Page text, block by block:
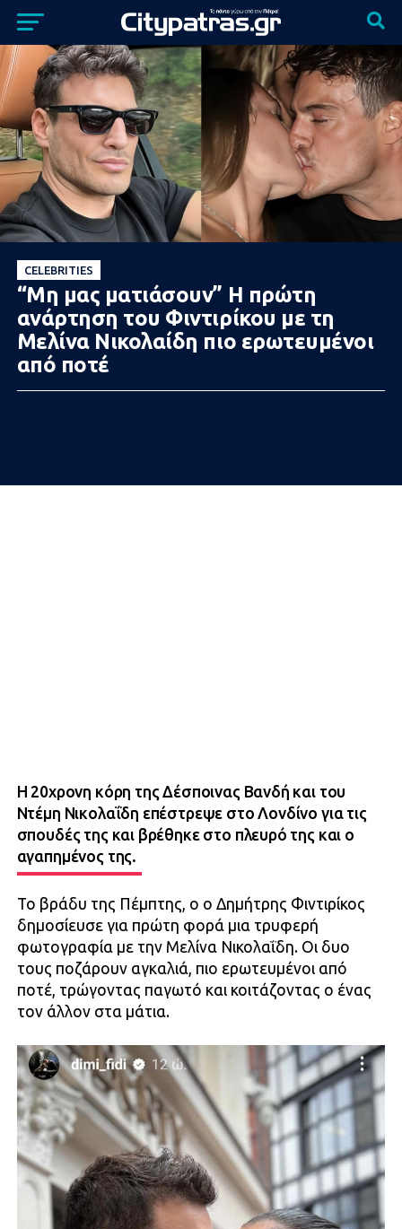
CELEBRITIES
“Μη μας ματιάσουν” Η πρώτη
ανάρτηση του Φιντιρίκου με τη
Μελίνα Νικολαίδη πιο ερωτευμένοι
από ποτέ
Η 20χρονη κόρη της Δέσποινας Βανδή και του
Ντέμη Νικολαΐδη επέστρεψε στο Λονδίνο για τις
σπουδές της και βρέθηκε στο πλευρό της και ο
αγαπημένος της.
Το βράδυ της Πέμπτης, ο ο Δημήτρης Φιντιρίκος
δημοσίευσε για πρώτη φορά μια τρυφερή
φωτογραφία με την Μελίνα Νικολαΐδη. Οι δυο
τους ποζάρουν αγκαλιά, πιο ερωτευμένοι από
ποτέ, τρώγοντας παγωτό και κοιτάζοντας ο ένας
τον άλλον στα μάτια.